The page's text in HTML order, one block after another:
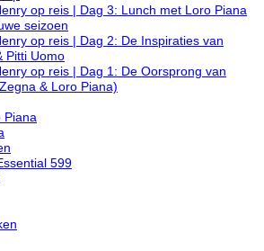
op reis | Dag 3: Lunch met Loro Piana
seizoen
op reis | Dag 2: De Inspiraties van
Pitti Uomo
op reis | Dag 1: De Oorsprong van
& Loro Piana)
Piana
599